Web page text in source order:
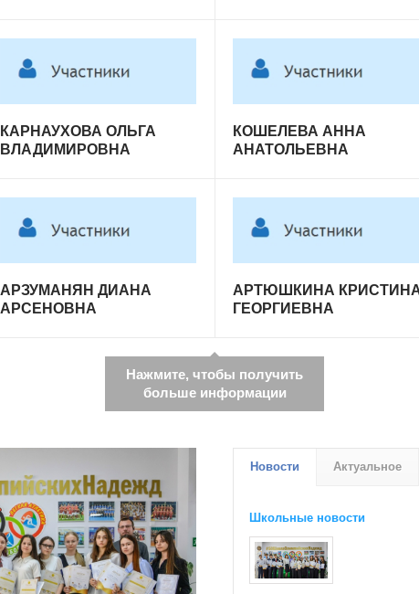
КАРНАУХОВА ОЛЬГА
ВЛАДИМИРОВНА
КОШЕЛЕВА АННА
АНАТОЛЬЕВНА
АРЗУМАНЯН ДИАНА
АРСЕНОВНА
АРТЮШКИНА
ГЕОРГИЕВНА
Нажмите, чтобы получить
больше информации
Новости Актуальное
Школьные новости